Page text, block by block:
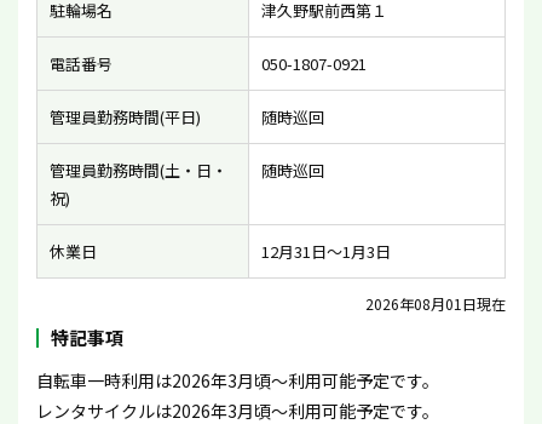
駐輪場名 津久野駅前西第１
電話番号 050-1807-0921
管理員勤務時間(平日) 随時巡回
管理員勤務時間(土・日・
祝)
随時巡回
休業日 12月31日〜1月3日
2026年08月01日現在
特記事項
自転車一時利用は2026年3月頃〜利用可能予定です。
レンタサイクルは2026年3月頃〜利用可能予定です。